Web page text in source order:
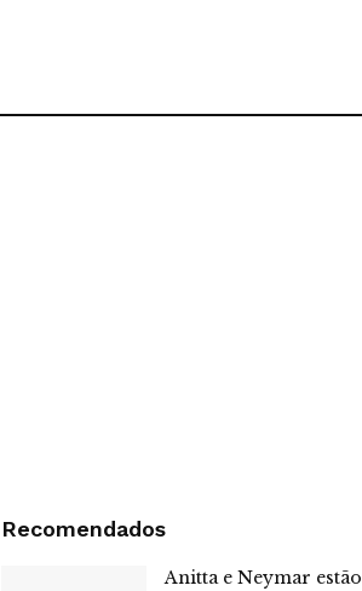
Recomendados
Anitta e Neymar estão